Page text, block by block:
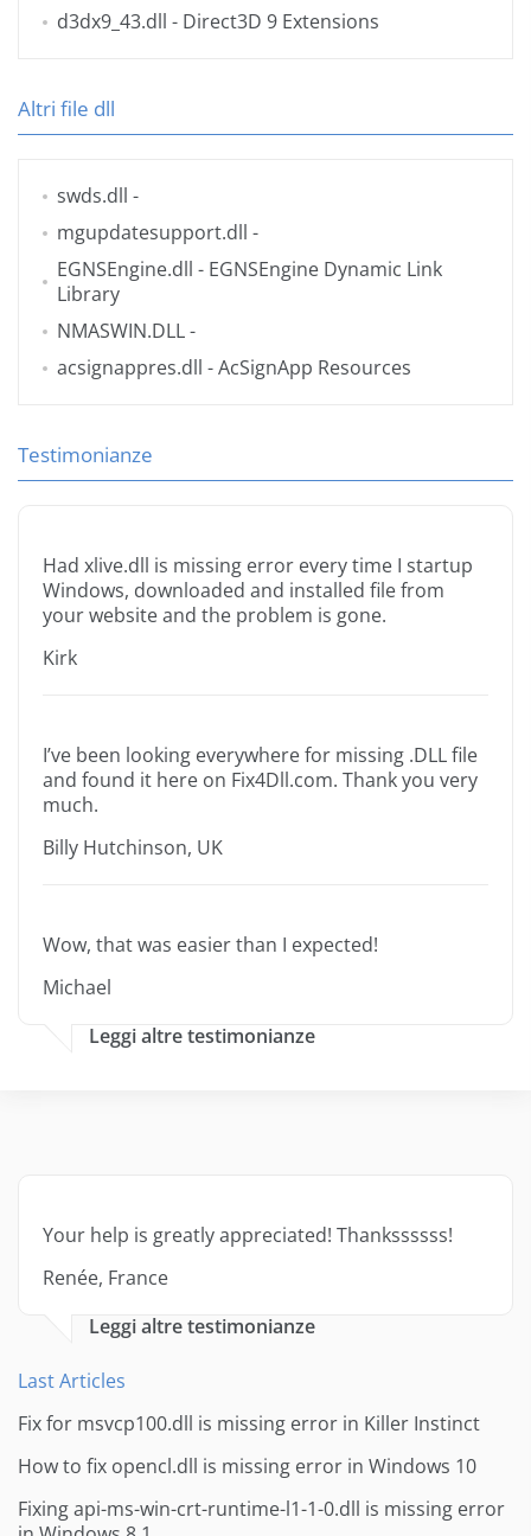
d3dx9_43.dll - Direct3D 9 Extensions
Altri file dll
swds.dll -
mgupdatesupport.dll -
EGNSEngine.dll - EGNSEngine Dynamic Link
Library
NMASWIN.DLL-
acsignappres.dll - AcSignApp Resources
Testimonianze
Had xlive.dll is missing error every time I startup
Windows, downloaded and installed file from
your website and the problem is gone.
Kirk
I’ve been looking everywhere for missing .DLL file
and found it here on Fix4Dll.com. Thank you very
much.
Billy Hutchinson, UK
Wow, that was easier than I expected!
Michael
Leggi altre testimonianze
Your help is greatly appreciated! Thankssssss!
Renée, France
Leggi altre testimonianze
Last Articles
Fix for msvcp100.dll is missing error in Killer Instinct
How to fix opencl.dll is missing error in Windows 10
Fixing api-ms-win-crt-runtime-l1-1-0.dll is missing error